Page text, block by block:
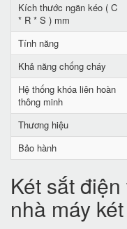
Kích thước ngăn kéo ( C
* R * S ) mm
Tính năng
Khả năng chống cháy
Hệ thống khóa liên hoàn
thông minh
Thương hiệu
Bảo hành
Két sắt
nhà máy